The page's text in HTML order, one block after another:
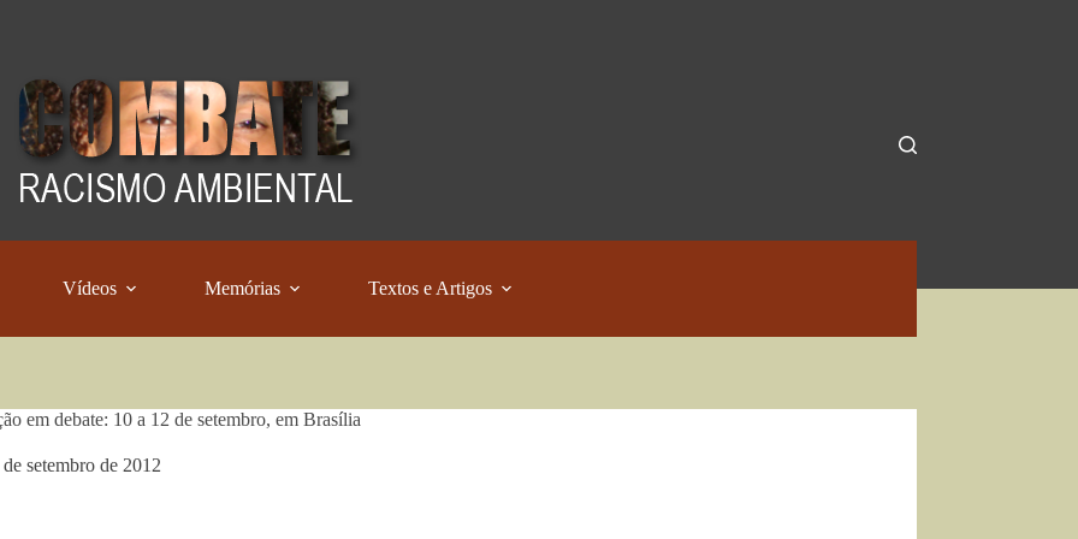
Vídeos Memórias Textos e Artigos
em debate: 10 a 12 de setembro, em Brasília
de setembro de 2012